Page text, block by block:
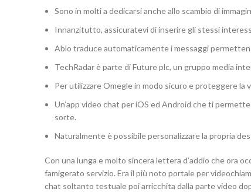
Sono in molti a dedicarsi anche allo scambio di
Innanzitutto, assicuratevi di inserire gli stessi
Ablo traduce automaticamente i messaggi
TechRadar è parte di Future plc, un gruppo media
Per utilizzare Omegle in modo sicuro e proteggere la
Un’app video chat per iOS ed Android che ti
sorte.
Naturalmente è possibile personalizzare la propria
Con una lunga e molto sincera lettera d’addio che ora
famigerato servizio. Era il più noto portale per
chat soltanto testuale poi arricchita dalla parte video